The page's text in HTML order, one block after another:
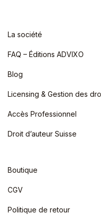
La société
FAQ – Éditions ADVIXO
Blog
Licensing & Gestion des
Accès Professionnel
Droit d’auteur Suisse
Boutique
CGV
Politique de retour